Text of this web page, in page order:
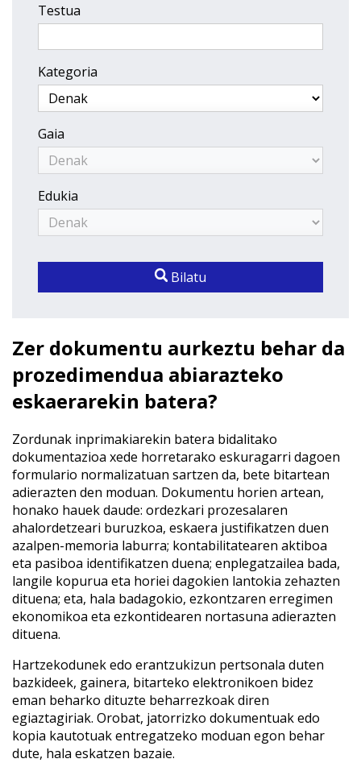
Testua
Kategoria
Gaia
Edukia
Bilatu
Zer dokumentu aurkeztu behar da
prozedimendua abiarazteko
eskaerarekin batera?
Zordunak inprimakiarekin batera bidalitako
dokumentazioa xede horretarako eskuragarri dagoen
formulario normalizatuan sartzen da, bete bitartean
adierazten den moduan. Dokumentu horien artean,
honako hauek daude: ordezkari prozesalaren
ahalordetzeari buruzkoa, eskaera justifikatzen duen
azalpen-memoria laburra; kontabilitatearen aktiboa
eta pasiboa identifikatzen duena; enplegatzailea bada,
langile kopurua eta horiei dagokien lantokia zehazten
dituena; eta, hala badagokio, ezkontzaren erregimen
ekonomikoa eta ezkontidearen nortasuna adierazten
dituena.
Hartzekodunek edo erantzukizun pertsonala duten
bazkideek, gainera, bitarteko elektronikoen bidez
eman beharko dituzte beharrezkoak diren
egiaztagiriak. Orobat, jatorrizko dokumentuak edo
kopia kautotuak entregatzeko moduan egon behar
dute, hala eskatzen bazaie.